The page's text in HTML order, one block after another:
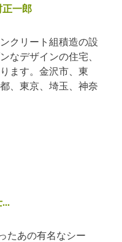
一郎
クリート組積造の設
なデザインの住宅、
ます。金沢市、東
、東京、埼玉、神奈
たあの有名なシー